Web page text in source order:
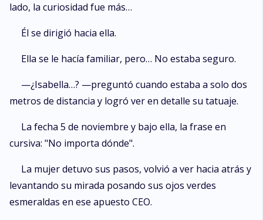
lado, la curiosidad fue más…
Él se dirigió hacia ella.
Ella se le hacía familiar, pero… No estaba seguro.
—¿Isabella…? —preguntó cuando estaba a solo dos
metros de distancia y logró ver en detalle su tatuaje.
La fecha 5 de noviembre y bajo ella, la frase en
cursiva: "No importa dónde".
La mujer detuvo sus pasos, volvió a ver hacia atrás y
levantando su mirada posando sus ojos verdes
esmeraldas en ese apuesto CEO.